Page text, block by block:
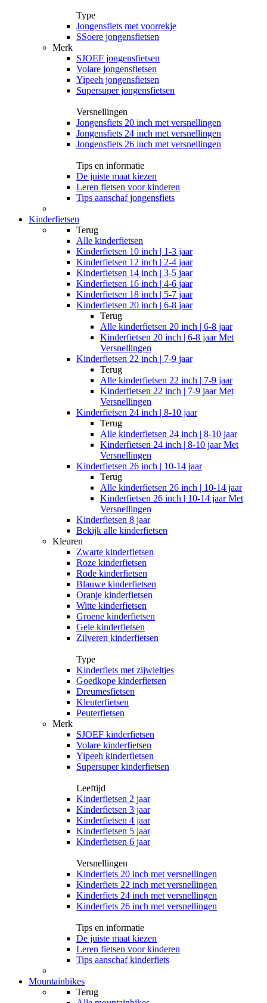
Type
Jongensfiets met voorrekje
SSoere jongensfietsen
Merk
SJOEF jongensfietsen
Volare jongensfietsen
Yipeeh jongensfietsen
Supersuper jongensfietsen
Versnellingen
Jongensfiets 20 inch met versnellingen
Jongensfiets 24 inch met versnellingen
Jongensfiets 26 inch met versnellingen
Tips en informatie
De juiste maat kiezen
Leren fietsen voor kinderen
Tips aanschaf jongensfiets
Kinderfietsen
Terug
Alle kinderfietsen
Kinderfietsen 10 inch | 1-3 jaar
Kinderfietsen 12 inch | 2-4 jaar
Kinderfietsen 14 inch | 3-5 jaar
Kinderfietsen 16 inch | 4-6 jaar
Kinderfietsen 18 inch | 5-7 jaar
Kinderfietsen 20 inch | 6-8 jaar
Terug
Alle kinderfietsen 20 inch | 6-8 jaar
Kinderfietsen 20 inch | 6-8 jaar Met
Versnellingen
Kinderfietsen 22 inch | 7-9 jaar
Terug
Alle kinderfietsen 22 inch | 7-9 jaar
Kinderfietsen 22 inch | 7-9 jaar Met
Versnellingen
Kinderfietsen 24 inch | 8-10 jaar
Terug
Alle kinderfietsen 24 inch | 8-10 jaar
Kinderfietsen 24 inch | 8-10 jaar Met
Versnellingen
Kinderfietsen 26 inch | 10-14 jaar
Terug
Alle kinderfietsen 26 inch | 10-14 jaar
Kinderfietsen 26 inch | 10-14 jaar Met
Versnellingen
Kinderfietsen 8 jaar
Bekijk alle kinderfietsen
Kleuren
Zwarte kinderfietsen
Roze kinderfietsen
Rode kinderfietsen
Blauwe kinderfietsen
Oranje kinderfietsen
Witte kinderfietsen
Groene kinderfietsen
Gele kinderfietsen
Zilveren kinderfietsen
Type
Kinderfiets met zijwieltjes
Goedkope kinderfietsen
Dreumesfietsen
Kleuterfietsen
Peuterfietsen
Merk
SJOEF kinderfietsen
Volare kinderfietsen
Yipeeh kinderfietsen
Supersuper kinderfietsen
Leeftijd
Kinderfietsen 2 jaar
Kinderfietsen 3 jaar
Kinderfietsen 4 jaar
Kinderfietsen 5 jaar
Kinderfietsen 6 jaar
Versnellingen
Kinderfiets 20 inch met versnellingen
Kinderfiets 22 inch met versnellingen
Kinderfiets 24 inch met versnellingen
Kinderfiets 26 inch met versnellingen
Tips en informatie
De juiste maat kiezen
Leren fietsen voor kinderen
Tips aanschaf kinderfiets
Mountainbikes
Terug